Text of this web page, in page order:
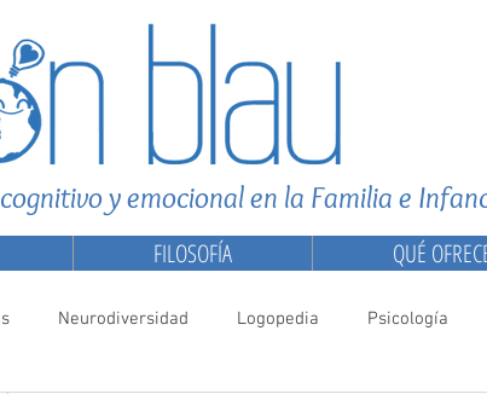
y emocional en la Familia e
FILOSOFÍA QUÉ
Neurodiversidad Logopedia Psicología